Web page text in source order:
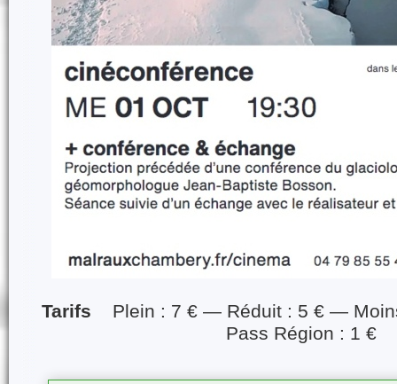
Tarifs Plein : 7 € — Réduit : 5 € —
Pass Région : 1 €